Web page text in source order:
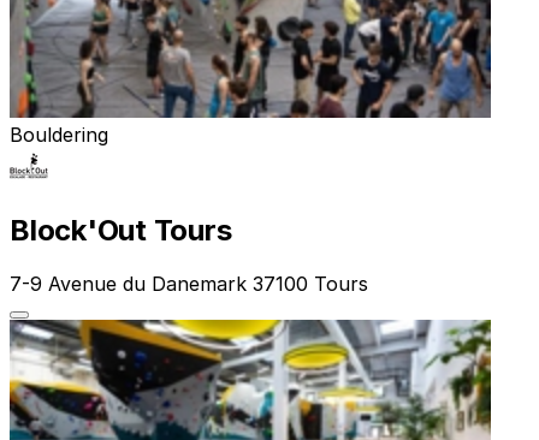
Bouldering
Block'Out Tours
7-9 Avenue du Danemark 37100 Tours